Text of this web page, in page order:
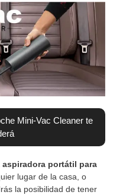
Mini-Vac Cleaner te
aspiradora portátil para
lugar de la casa, o
la posibilidad de tener